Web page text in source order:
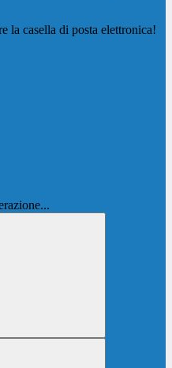
la casella di posta elettronica!